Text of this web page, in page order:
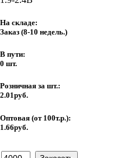
На складе:
Заказ (8-10 недель.)
В пути:
0 шт.
Розничная за шт.:
2.01руб.
Оптовая (от 100т.р.):
1.66руб.